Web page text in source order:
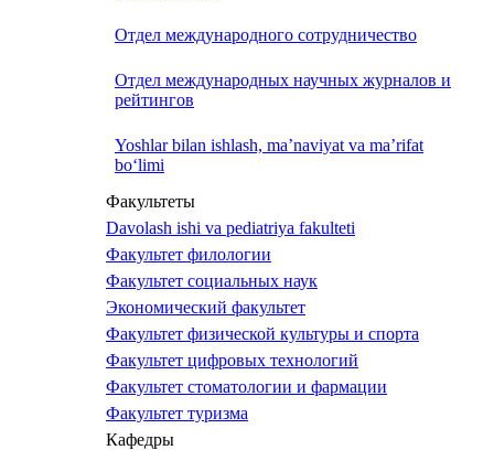
Отдел международного сотрудничество
Отдел международных научных журналов и
рейтингов
Yoshlar bilan ishlash, ma’naviyat va ma’rifat
bo‘limi
Факультеты
Davolash ishi va pediatriya fakulteti
Факультет филологии
Факультет социальных наук
Экономический факультет
Факультет физической культуры и спорта
Факультет цифровых технологий
Факультет стоматологии и фармации
Факультет туризма
Кафедры